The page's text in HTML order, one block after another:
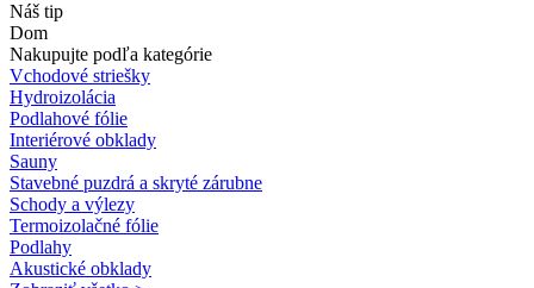
Náš tip
Dom
Nakupujte podľa kategórie
Vchodové striešky
Hydroizolácia
Podlahové fólie
Interiérové obklady
Sauny
Stavebné puzdrá a skryté zárubne
Schody a výlezy
Termoizolačné fólie
Podlahy
Akustické obklady